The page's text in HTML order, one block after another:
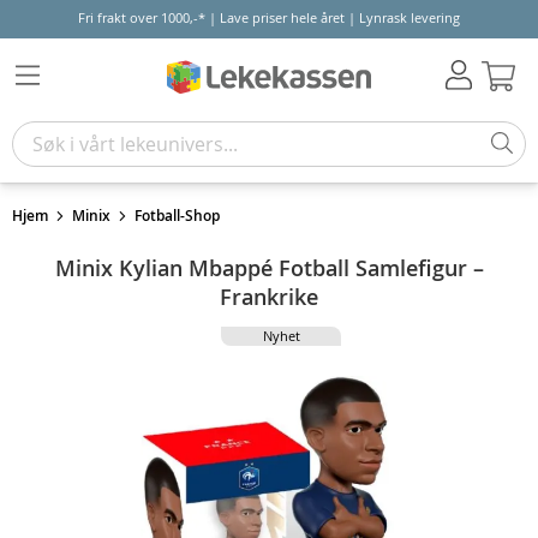
Fri frakt over 1000,-* | Lave priser hele året | Lynrask levering
Hjem Minix Fotball-Shop
Minix Kylian Mbappé Fotball Samlefigur –
Frankrike
Nyhet